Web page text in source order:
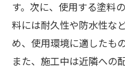
す。次に、使用する塗料
料には耐久性や防水性な
め、使用環境に適したも
また、施工中は近隣への